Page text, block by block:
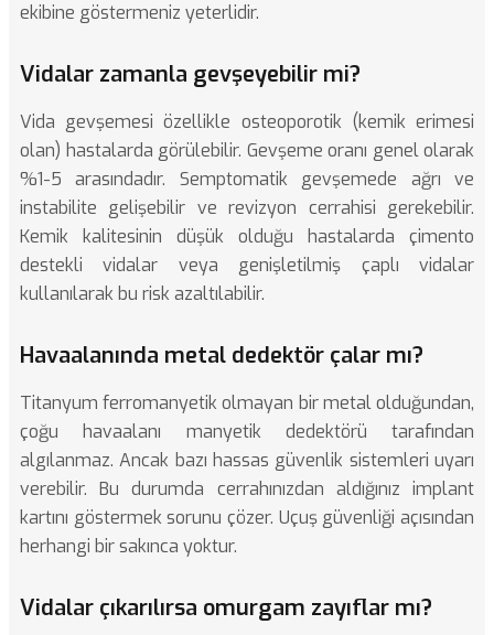
ekibine göstermeniz yeterlidir.
Vidalar zamanla gevşeyebilir mi?
Vida gevşemesi özellikle osteoporotik (kemik erimesi
olan) hastalarda görülebilir. Gevşeme oranı genel olarak
%1-5 arasındadır. Semptomatik gevşemede ağrı ve
instabilite gelişebilir ve revizyon cerrahisi gerekebilir.
Kemik kalitesinin düşük olduğu hastalarda çimento
destekli vidalar veya genişletilmiş çaplı vidalar
kullanılarak bu risk azaltılabilir.
Havaalanında metal dedektör çalar mı?
Titanyum ferromanyetik olmayan bir metal olduğundan,
çoğu havaalanı manyetik dedektörü tarafından
algılanmaz. Ancak bazı hassas güvenlik sistemleri uyarı
verebilir. Bu durumda cerrahınızdan aldığınız implant
kartını göstermek sorunu çözer. Uçuş güvenliği açısından
herhangi bir sakınca yoktur.
Vidalar çıkarılırsa omurgam zayıflar mı?